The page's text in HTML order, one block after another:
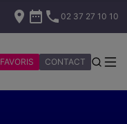
02 37 27 10 10
FAVORIS CONTACT